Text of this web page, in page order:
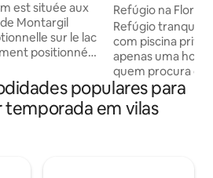
est située aux
Montargil
sur le lac
positionnée
air. Une
sans vis à vis,
de la nature. Le
Refúgio na
Refúgio tranquilo
com piscina
apenas uma hora
quem procura
uma
cidade. Um espaço acolhedor rodeado
de floresta,
populares para
temporada em vilas